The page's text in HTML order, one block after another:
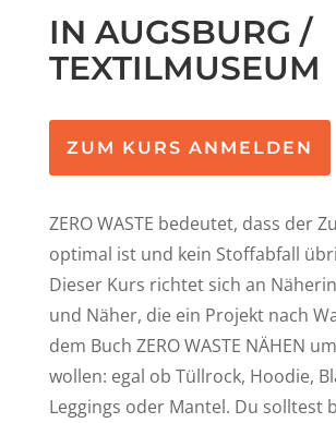
IN AUGSBURG /
TEXTILMUSEUM
ZUM KURS ANMELDEN
ZERO WASTE bedeutet, dass der
optimal ist und kein Stoffabfall
Dieser Kurs richtet sich an
und Näher, die ein Projekt nach
dem Buch ZERO WASTE NÄHEN
wollen: egal ob Tüllrock, Hoodie,
Leggings oder Mantel. Du solltest